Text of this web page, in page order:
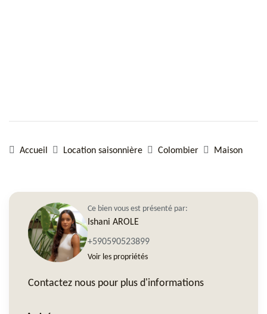
Accueil Location saisonnière Colombier Maison
Ce bien vous est présenté par:
Ishani AROLE
+590590523899
Voir les propriétés
Contactez nous pour plus d'informations